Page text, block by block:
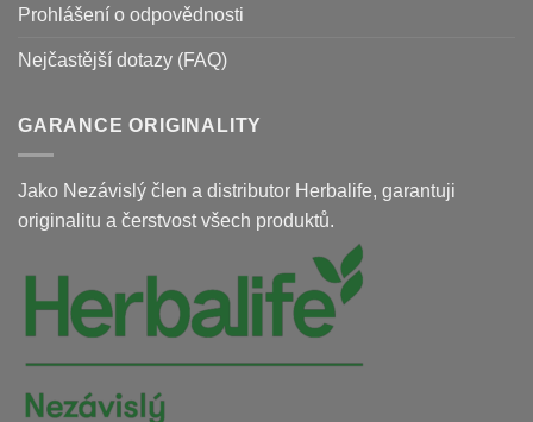
Prohlášení o odpovědnosti
Nejčastější dotazy (FAQ)
GARANCE ORIGINALITY
Jako Nezávislý člen a distributor Herbalife, garantuji
originalitu a čerstvost všech produktů.